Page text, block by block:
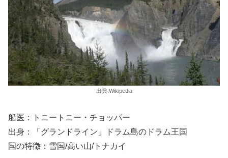
出典:Wikipedia
船医：トニートニー・チョッパー
出身：「グランドライン」ドラム島のドラム王国
国の特徴：雪国/高い山/トナカイ